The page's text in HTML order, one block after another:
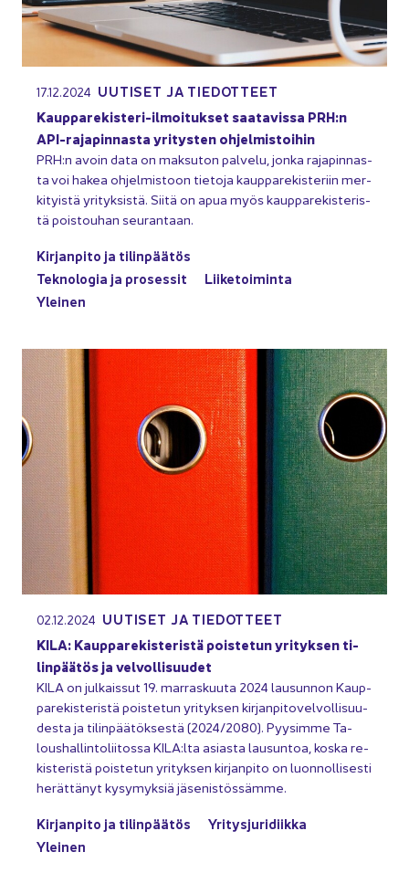
17.12.2024 UU­TI­SET JA TIE­DOT­TEET
Kaupparekisteri-​ilmoitukset saa­ta­vis­sa PRH:n
API-​rajapinnasta yri­tys­ten oh­jel­mis­toi­hin
PRH:n avoin data on mak­su­ton pal­ve­lu, jonka ra­ja­pin­nas­
ta voi hakea oh­jel­mis­toon tie­to­ja kaup­pa­re­kis­te­riin mer­
ki­tyis­tä yri­tyk­sis­tä. Siitä on apua myös kaup­pa­re­kis­te­ris­
tä pois­tou­han seu­ran­taan.
Kir­jan­pi­to ja ti­lin­pää­tös
Tek­no­lo­gia ja pro­ses­sit
Lii­ke­toi­min­ta
Ylei­nen
02.12.2024 UU­TI­SET JA TIE­DOT­TEET
KILA: Kaup­pa­re­kis­te­ris­tä pois­te­tun yri­tyk­sen ti­
lin­pää­tös ja vel­vol­li­suu­det
KILA on jul­kais­sut 19. mar­ras­kuu­ta 2024 lausun­non Kaup­
pa­re­kis­te­ris­tä pois­te­tun yri­tyk­sen kir­jan­pi­to­vel­vol­li­suu­
des­ta ja ti­lin­pää­tök­ses­tä (2024/2080). Pyy­sim­me Ta­
lous­hal­lin­to­lii­tos­sa KILA:lta asias­ta lausun­toa, koska re­
kis­te­ris­tä pois­te­tun yri­tyk­sen kir­jan­pi­to on luon­nol­li­ses­ti
he­rät­tä­nyt ky­sy­myk­siä jä­se­nis­tös­säm­me.
Kir­jan­pi­to ja ti­lin­pää­tös
Yri­tys­ju­ri­diik­ka
Ylei­nen